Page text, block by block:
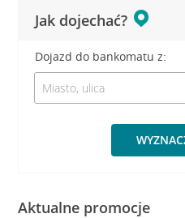
Jak dojechać?
Dojazd do bankomatu z:
Aktualne promocje